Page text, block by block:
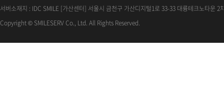
서버소재지 : IDC SMILE [가산센터] 서울시 금천구 가산디지털1로 33-33 대륭테크노타운 2
Copyright © SMILESERV Co., Ltd. All Rights Reserved.